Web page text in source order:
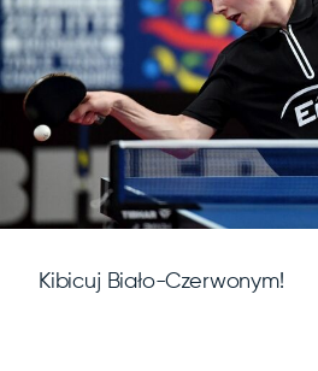
Kibicuj Biało-Czerwonym!